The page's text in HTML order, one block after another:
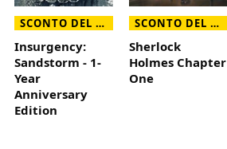
SCONTO DEL 75%
Insurgency:
Sandstorm - 1-
Year
Anniversary
Edition
SCONTO DEL 90%
Sherlock
Holmes Chapter
One